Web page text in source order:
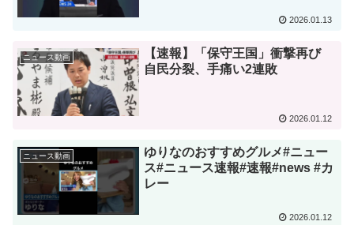
2026.01.13
ニュース動画
【速報】「保守王国」衝撃再び
自民分裂、手痛い2連敗
2026.01.12
ニュース動画
ゆりなのおすすめグルメ#ニュー
ス#ニュース速報#速報#news #カ
レー
2026.01.12